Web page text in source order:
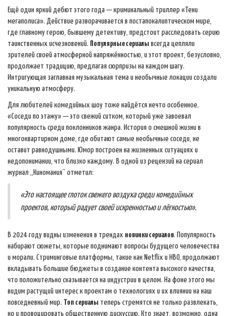
Ещё один яркий дебют этого года — криминальный триллер «Тени
мегаполиса». Действие разворачивается в постапокалиптическом мире,
где главному герою, бывшему детективу, предстоит расследовать серию
таинственных исчезновений. Популярные сериалы всегда цепляли
зрителей своей атмосферной напряжённостью, и этот проект, безусловно,
продолжает традицию, предлагая сюрпризы на каждом шагу.
Интригующая заглавная музыкальная тема и необычные локации создали
уникальную атмосферу.
Для любителей комедийных шоу тоже найдётся нечто особенное.
«Соседи по этажу» — это свежий ситком, который уже завоевал
популярность среди поклонников жанра. История о смешной жизни в
многоквартирном доме, где обитают самые необычные соседи, не
оставит равнодушными. Юмор построен на жизненных ситуациях и
недопонимании, что близко каждому. В одной из рецензий на сериал
журнал „Киномания“ отметил:
«Это настоящее глоток свежего воздуха среди комедийных
проектов, который радует своей искренностью и лёгкостью».
В 2024 году видны изменения в трендах новинки сериалов. Популярность
набирают сюжеты, которые поднимают вопросы будущего человечества
и морали. Стриминговые платформы, такие как Netflix и HBO, продолжают
вкладывать большие бюджеты в создание контента высокого качества,
что положительно сказывается на индустрии в целом. На фоне этого мы
видим растущий интерес к проектам о технологиях и их влиянии на наш
повседневный мир. Топ сериалы теперь стремятся не только развлекать,
но и провоцировать общественную дискуссию. Кто знает, возможно, одна